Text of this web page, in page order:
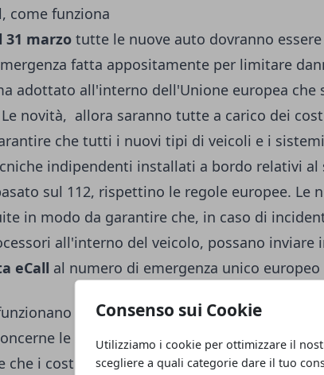
Consenso sui Cookie
Utilizziamo i cookie per ottimizzare il
scegliere a quali categorie dare il tuo
come funziona
31 marzo tutte le nuove auto dovranno
fatta appositamente per limitare
adottato all'interno dell'Unione europea che
novità, allora saranno tutte a carico dei
che tutti i nuovi tipi di veicoli e i
indipendenti installati a bordo relativi al
sul 112, rispettino le regole europee. Le
in modo da garantire che, in caso di
all'interno del veicolo, possano inviare
eCall al numero di emergenza unico europeo
sanzioni e privacy
le sanzioni, spetta agli Stati membri
che i costruttori subiranno in caso dinon